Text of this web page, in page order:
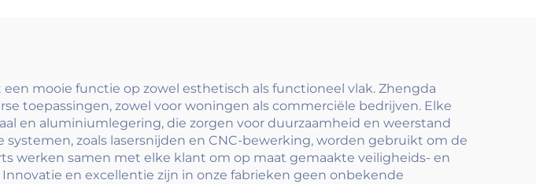
gebouwvloeren
mooie functie op zowel esthetisch als functioneel vlak. Zhengda
toepassingen, zowel voor woningen als commerciële bedrijven. Elke
en aluminiumlegering, die zorgen voor duurzaamheid en weerstand
zoals lasersnijden en CNC-bewerking, worden gebruikt om de
werken samen met elke klant om op maat gemaakte veiligheids- en
en excellentie zijn in onze fabrieken geen onbekende